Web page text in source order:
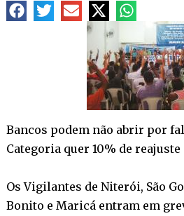
Bancos podem não abrir por
Categoria quer 10% de
Os Vigilantes de Niterói, São
Bonito e Maricá entram em